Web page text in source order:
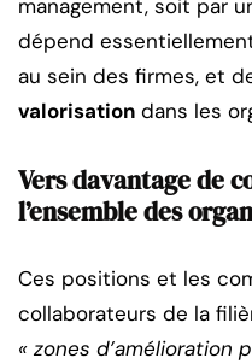
management, soit par
dépend
au sein des firmes, et
valorisation dans les
Vers davantage de
l’ensemble des
Ces positions et les
collaborateurs de la
« zones d’amélioration